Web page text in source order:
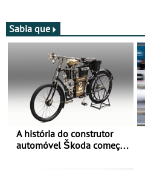
Sabia que
A história do construtor
automóvel Škoda começou